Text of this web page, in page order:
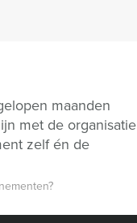
maanden
met de organisatie
zelf én de